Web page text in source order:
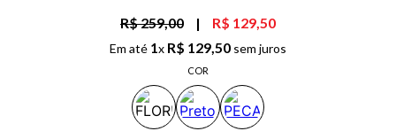
R$ 259,00 | R$ 129,50
Em até 1x R$ 129,50 sem juros
COR